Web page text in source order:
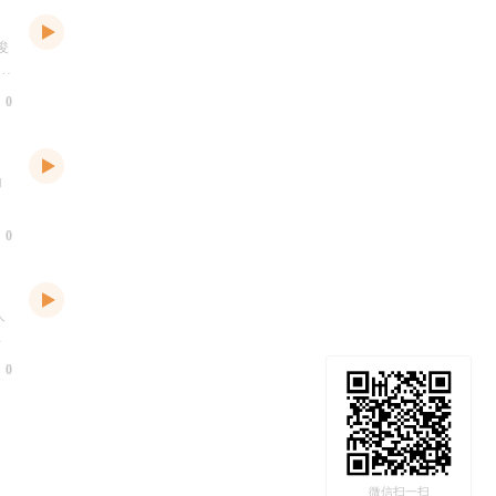
0
0
0
微信扫一扫